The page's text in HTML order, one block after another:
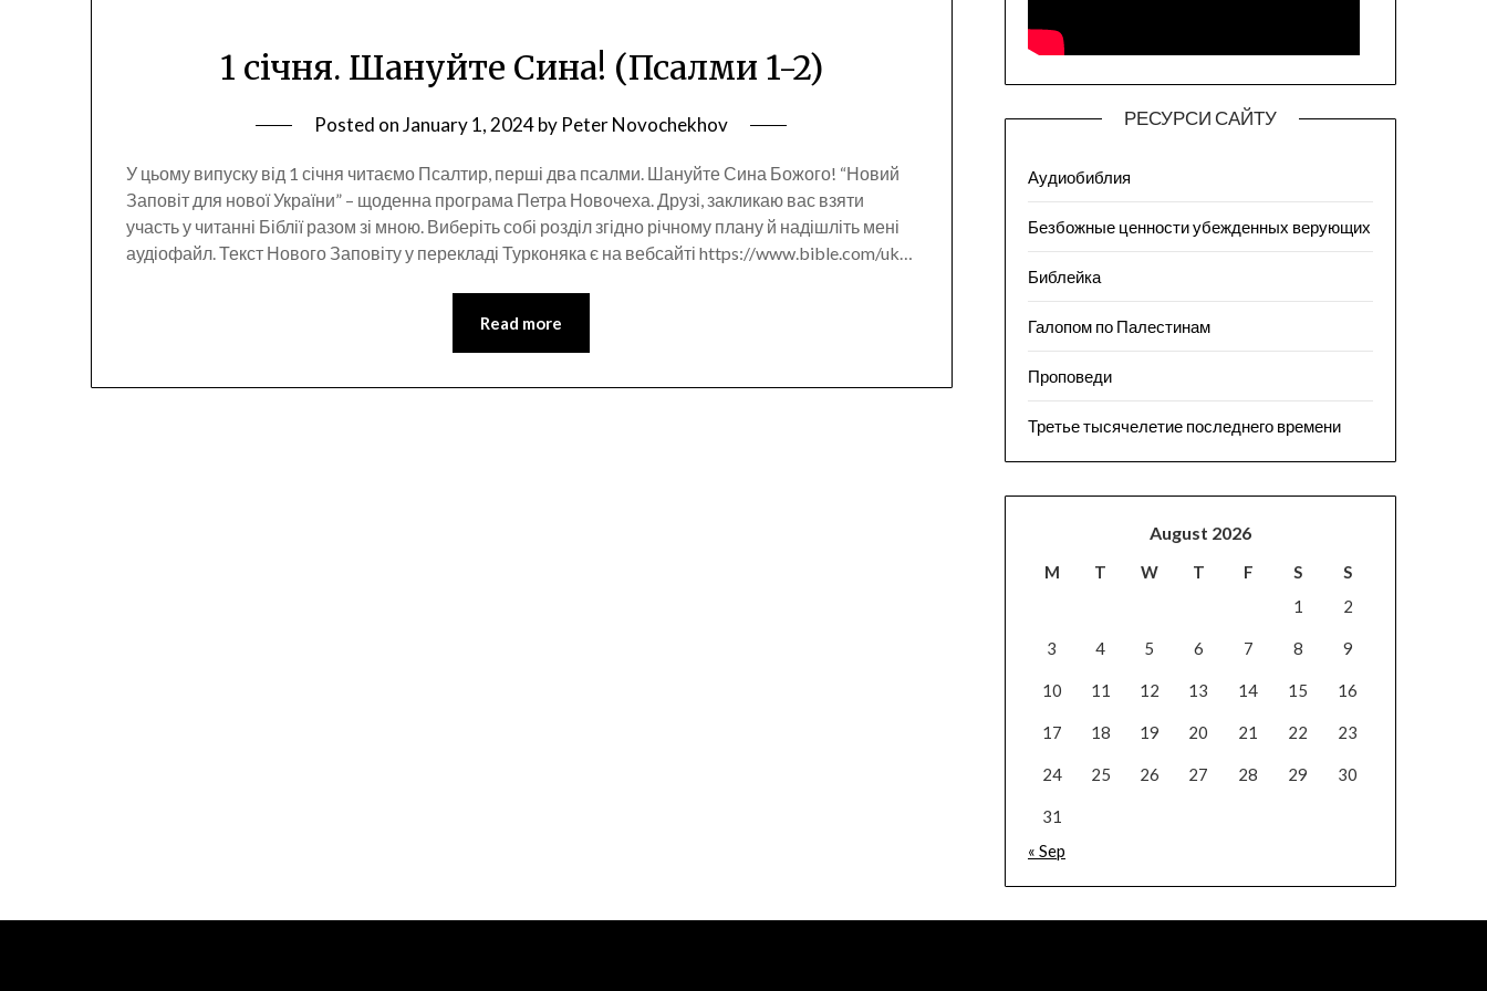
1 січня. Шануйте Сина! (Псалми 1-2)
Posted onJanuary 1, 2024by Peter Novochekhov
У цьому випуску від 1 січня читаємо Псалтир, перші два псалми. Шануйте Сина Божого! “Новий
Заповіт для нової України” – щоденна програма Петра Новочеха. Друзі, закликаю вас взяти
участь у читанні Біблії разом зі мною. Виберіть собі розділ згідно річному плану й надішліть мені
аудіофайл. Текст Нового Заповіту у перекладі Турконяка є на вебсайті https://www.bible.com/uk…
Read more
РЕСУРСИ САЙТУ
Аудиобиблия
Безбожные ценности убежденных верующих
Библейка
Галопом по Палестинам
Проповеди
Третье тысячелетие последнего времени
August 2026
M T W T F S
S
1
2
3 4 5 6 7 8 9
10 11 12 13 14 15 16
17 18 19 20 21 22 23
24 25 26 27 28 29 30
31
« Sep